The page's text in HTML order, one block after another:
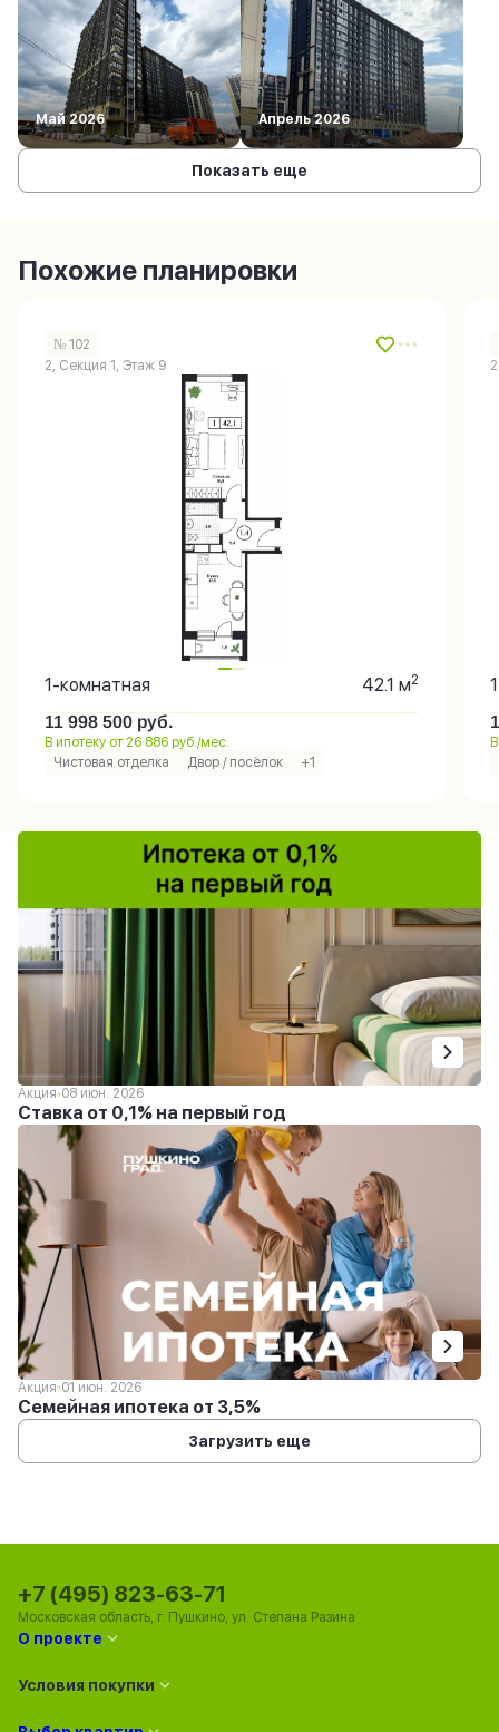
Май 2026 Апрель 2026
Показать еще
Похожие планировки
№ 102
2, Секция 1, Этаж 9
1-комнатная 42.1 м2
11 998 500 руб.
В ипотеку от 26 886 руб./мес.
Чистовая отделка
Двор / посёлок +1
Акция 08 июн. 2026
Ставка от 0,1% на первый год
Акция 01 июн. 2026
Семейная ипотека от 3,5%
Загрузить еще
О проекте
Условия покупки
+7 (495) 823-63-71
Московская область, г. Пушкино, ул. Степана Разина